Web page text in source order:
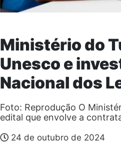
Ministério do
Unesco e
Nacional dos
Foto: Reprodução O
edital que envolve a
24 de outubro de 2024